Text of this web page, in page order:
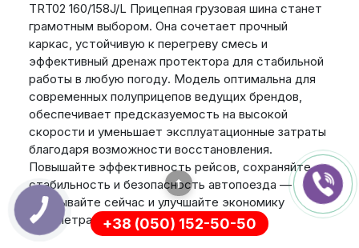
TRT02 160/158J/L Прицепная грузовая шина станет
грамотным выбором. Она сочетает прочный
каркас, устойчивую к перегреву смесь и
эффективный дренаж протектора для стабильной
работы в любую погоду. Модель оптимальна для
современных полуприцепов ведущих брендов,
обеспечивает предсказуемость на высокой
скорости и уменьшает эксплуатационные затраты
благодаря возможности восстановления.
Повышайте эффективность рейсов, сохраняйте
стабильность и безопасность автопоезда —
заказывайте сейчас и улучшайте экономику
километра пробега вашего бизнеса.
+38 (050) 152-50-50